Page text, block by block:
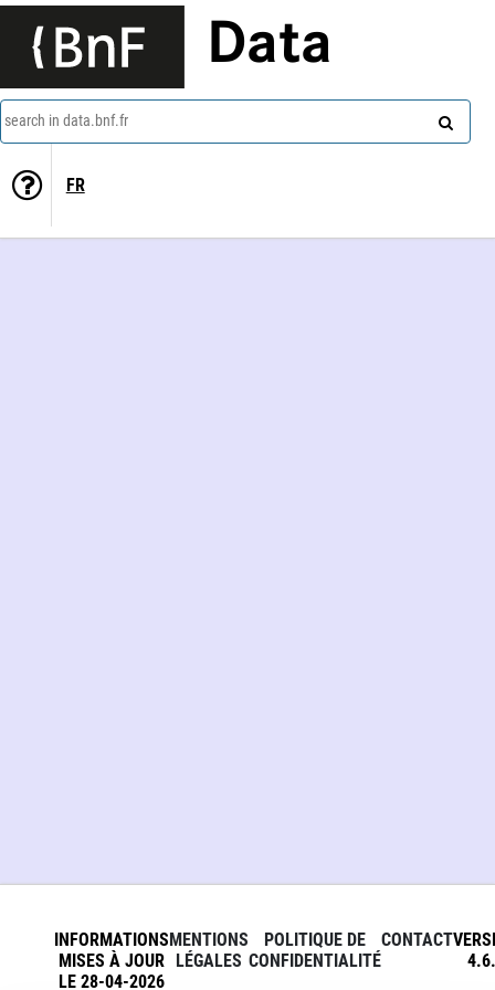
Data
search in data.bnf.fr
FR
INFORMATIONS
MISES À JOUR
LE 28-04-2026
MENTIONS
LÉGALES
POLITIQUE DE
CONFIDENTIALITÉ
CONTACT